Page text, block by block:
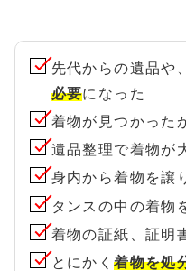
先代からの遺品や
必要になった
着物が見つかった
遺品整理で着物が
身内から着物を譲
タンスの中の着物
着物の証紙、証明
とにかく着物を処